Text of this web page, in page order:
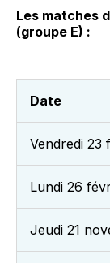
Les matches
(groupe E) :
Date
Vendredi 23
Lundi 26
Jeudi 21